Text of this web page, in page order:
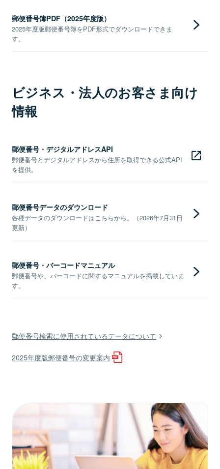
郵便番号簿PDF（2025年度版）
2025年度版郵便番号簿をPDF形式でダウンロードできま
す。
ビジネス・法人のお客さま向け
情報
郵便番号・デジタルアドレスAPI
郵便番号とデジタルアドレスから住所を取得できる公式API
を提供。
郵便番号データのダウンロード
各種データのダウンロードはこちらから。（2026年7月31日
更新）
郵便番号・バーコードマニュアル
郵便番号や、バーコードに関するマニュアルを掲載していま
す。
郵便番号検索に使用されているデータについて
2025年度版郵便番号の変更案内